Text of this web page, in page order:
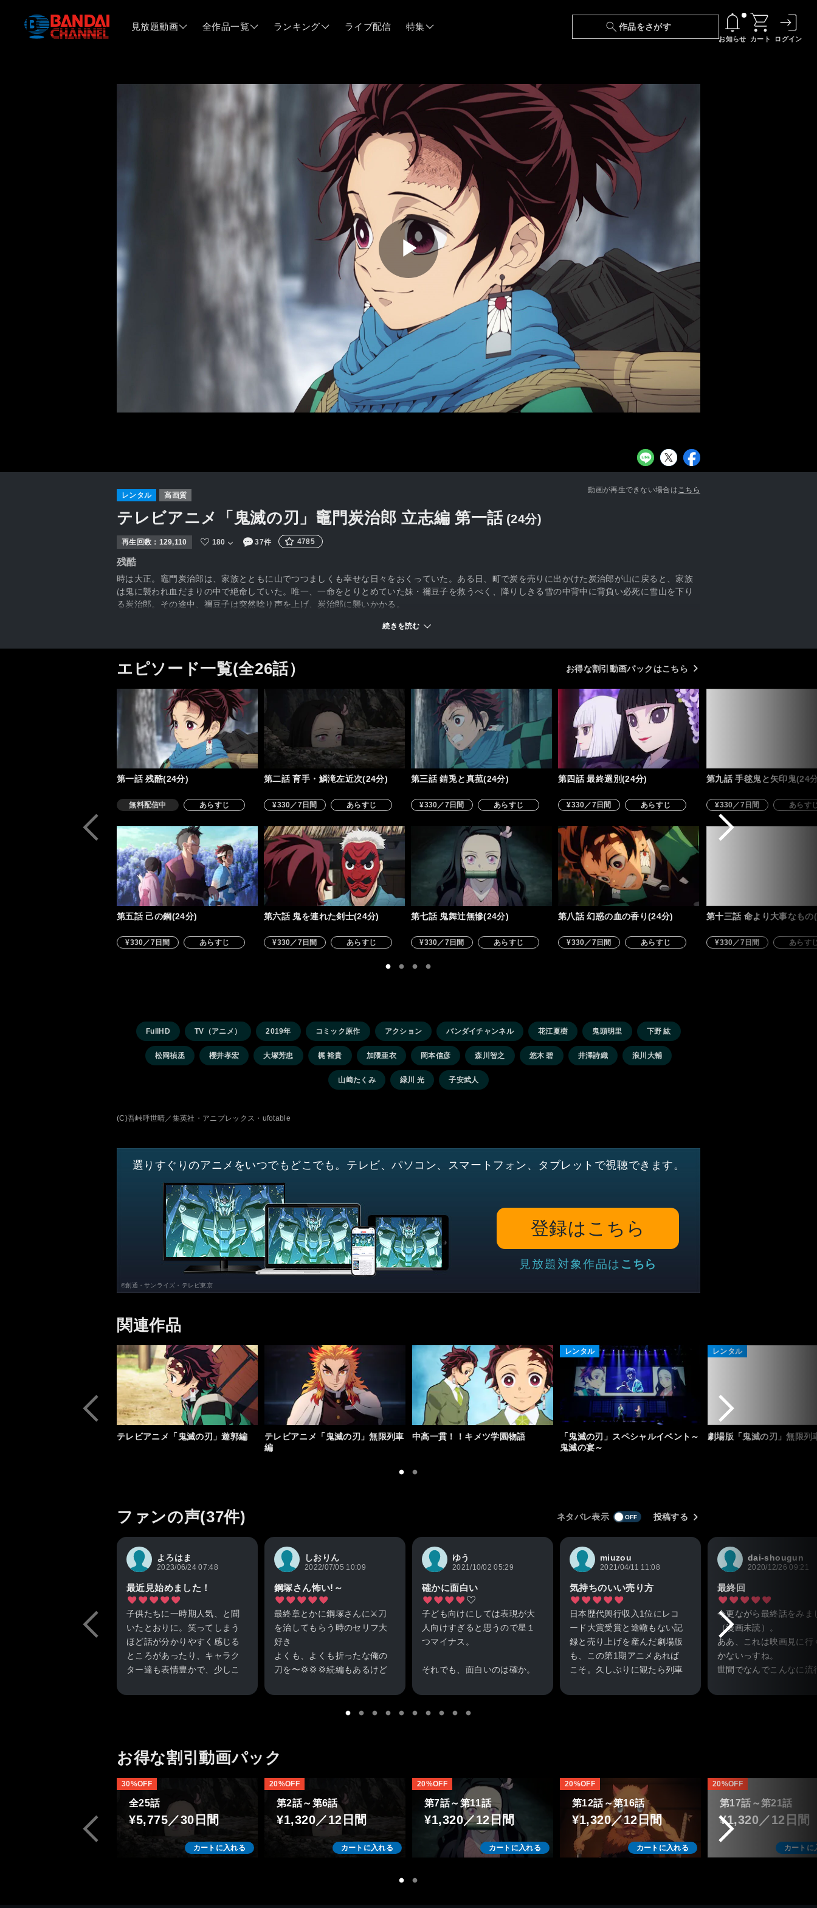
見放題動画 全作品一覧 ランキング ライブ配信 特集 作品をさがす
お知らせ
06/03
『最強の王様、二度目の人生は何をする？』第
24話 配信日変更のお知らせ
05/21 【障害】映像再生における不具合に関しまして
05/14
【日本語字幕】【セリフ検索】新規追加のお知
らせ
04/28
【障害】Android TVにおける不具合に関しまし
て
お知らせ一覧へ
カート ログイン
ビ
デ
オ
再
生
す
る
動画が再生できない場合はこちら
レンタル 高画質
テレビアニメ「鬼滅の刃」竈門炭治郎 立志編 第一話 (24分)
再生回数： 129,110 180 37件 4785
残酷
時は大正。竈門炭治郎は、家族とともに山でつつましくも幸せな日々をおくっていた。ある日、町で炭を売りに出かけた炭治郎が山に戻ると、家族
は鬼に襲われ血だまりの中で絶命していた。唯一、一命をとりとめていた妹・禰豆子を救うべく、降りしきる雪の中背中に背負い必死に雪山を下り
る炭治郎。その途中、禰豆子は突然唸り声を上げ、炭治郎に襲いかかる。
続きを読む
エピソード一覧(全26話） お得な割引動画パックはこちら
第一話 残酷(24分)
無料配信中 あらすじ
第二話 育手・鱗滝左近次(24分)
¥330／7日間 あらすじ
第三話 錆兎と真菰(24分)
¥330／7日間 あらすじ
第四話 最終選別(24分)
¥330／7日間 あらすじ
第五話 己の鋼(24分)
¥330／7日間 あらすじ
第六話 鬼を連れた剣士(24分)
¥330／7日間 あらすじ
第七話 鬼舞辻無慘(24分)
¥330／7日間 あらすじ
第八話 幻惑の血の香り(24分)
¥330／7日間 あらすじ
第九話 手毬鬼と矢印鬼(24
¥330／7日間 あらす
第十三話 命より大事なもの
¥330／7日間 あらす
FullHD TV（アニメ） 2019年 コミック原作 アクション バンダイチャンネル 花江夏樹 鬼頭明里 下野 紘
松岡禎丞 櫻井孝宏 大塚芳忠 梶 裕貴 加隈亜衣 岡本信彦 森川智之 悠木 碧 井澤詩織 浪川大輔
山﨑たくみ 緑川 光 子安武人
(C)吾峠呼世晴／集英社・アニプレックス・ufotable
選りすぐりのアニメをいつでもどこでも。テレビ、パソコン、スマートフォン、タブレットで視聴できます。
登録はこちら
見放題対象作品は こちら
©創通・サンライズ・テレビ東京
関連作品
テレビアニメ「鬼滅の刃」遊郭編
テレビアニメ「鬼滅の刃」無限列車
編
中高一貫！！キメツ学園物語
レンタル
「鬼滅の刃」スペシャルイベント～
鬼滅の宴～
レンタル
劇場版「鬼滅の刃」無限列
ファンの声(37件) ネタバレ表示 投稿する
よろはま
2023/06/24 07:48
最近見始めました！
子供たちに一時期人気、と聞
いたとおりに。笑ってしまう
ほど話が分かりやすく感じる
ところがあったり、キャラク
ター達も表情豊かで、少しこ
大丈夫かな？と思ってしまい
主人公たちを見てこんなにも
ひたむきに、変わらずにやっ
て行けるんだろうか、自分は
どうだったろう、今どうなん
だろうと、どんな人にも訪れ
る人生のある出来事に対して
主人公たちほど私は立ち向か
っていけるだろうか、こんな
しおりん
2022/07/05 10:09
鋼塚さん怖い!～
最終章とかに鋼塚さんに⚔刀
を治してもらう時のセリフ大
好き
よくも、よくも折ったな俺の
刀を〜💢💢💢続編もあるけど
ている
ゆう
2021/10/02 05:29
確かに面白い
子ども向けにしては表現が大
人向けすぎると思うので星１
つマイナス。
それでも、面白いのは確か。
ころも良い。作画は苦手な感
じだったが慣れるとそんなこ
miuzou
2021/04/11 11:08
気持ちのいい売り方
日本歴代興行収入1位にレコ
ード大賞受賞と途轍もない記
録と売り上げを産んだ劇場版
も、この第1期アニメあれば
こそ。久しぶりに観たら列車
再び劇場に。うん気持ちのい
dai-shougun
2020/12/26 09:21
最終回
今更ながら最終話をみま
（漫画未読）。
ああ、これは映画見に行
かないっすね。
世間でなんでこんなに流
純に面白いですもの。
お得な割引動画パック
全25話
¥5,775／30日間
カートに入れる
30%OFF
第2話～第6話
¥1,320／12日間
カートに入れる
20%OFF
第7話～第11話
¥1,320／12日間
カートに入れる
20%OFF
第12話～第16話
¥1,320／12日間
カートに入れる
20%OFF
第17話～第21話
¥1,320／12日間
カートに
20%OFF